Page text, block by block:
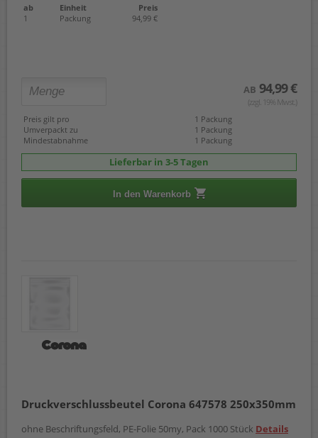
ab Einheit
Preis
1
Packung 94,99 €
AB 94,99 €
(zzgl. 19% Mwst.)
Preis gilt pro
1 Packung
Umverpackt zu
1 Packung
Mindestabnahme
1 Packung
Lieferbar in 3-5 Tagen
In den Warenkorb
Druckverschlussbeutel Corona 647578 250x350mm
ohne Beschriftungsfeld, PE-Folie 50my, Pack 1000 Stück Details